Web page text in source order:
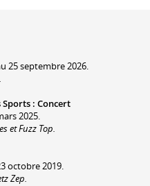
25 septembre 2026.
Sports : Concert
2025.
et Fuzz Top.
octobre 2019.
Zep.